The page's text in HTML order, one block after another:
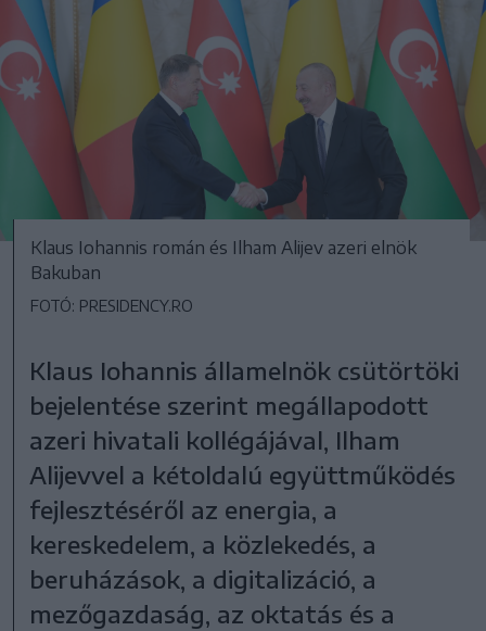
Klaus Iohannis román és Ilham Alijev azeri elnök
Bakuban
FOTÓ: PRESIDENCY.RO
Klaus Iohannis államelnök csütörtöki
bejelentése szerint megállapodott
azeri hivatali kollégájával, Ilham
Alijevvel a kétoldalú együttműködés
fejlesztéséről az energia, a
kereskedelem, a közlekedés, a
beruházások, a digitalizáció, a
mezőgazdaság, az oktatás és a